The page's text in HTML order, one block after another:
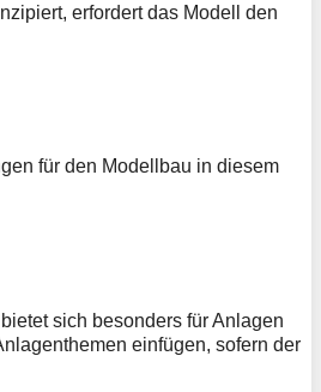
erfordert das Modell den
für den Modellbau in diesem
sich besonders für Anlagen
einfügen, sofern der